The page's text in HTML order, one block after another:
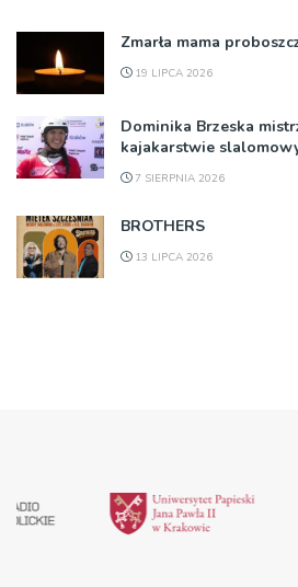
Zmarła mama
19 LIPCA 2026
Dominika Brzeska
kajakarstwie
7 SIERPNIA 2026
BROTHERS
13 LIPCA 2026